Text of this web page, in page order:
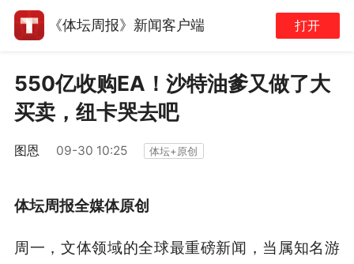
《体坛周报》新闻客户端 打开
550亿收购EA！沙特油爹又做了大
买卖，纽卡哭去吧
图恩 09-30 10:25 体坛+原创
体坛周报全媒体原创
周一，文体领域的全球最重磅新闻，当属知名游